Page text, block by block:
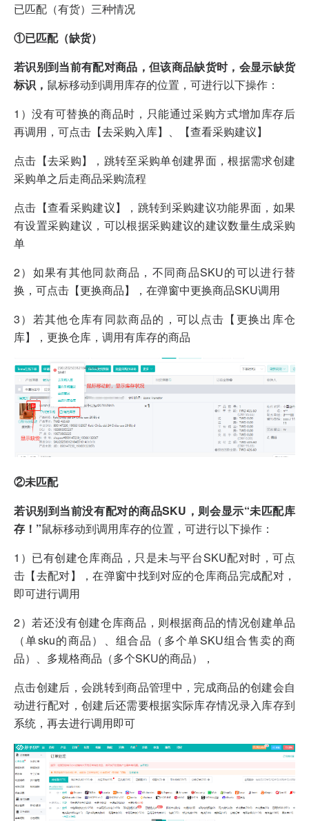
已匹配（有货）三种情况
①已匹配（缺货）
若识别到当前有配对商品，但该商品缺货时，会显示缺货
标识， 鼠标移动到调用库存的位置，可进行以下操作：
1）没有可替换的商品时，只能通过采购方式增加库存后
再调用，可点击【去采购入库】、【查看采购建议】
点击【去采购】，跳转至采购单创建界面，根据需求创建
采购单之后走商品采购流程
点击【查看采购建议】，跳转到采购建议功能界面，如果
有设置采购建议，可以根据采购建议的建议数量生成采购
单
2）如果有其他同款商品，不同商品SKU的可以进行替
换，可点击【更换商品】，在弹窗中更换商品SKU调用
3）若其他仓库有同款商品的，可以点击【更换出库仓
库】，更换仓库，调用有库存的商品
②未匹配
若识别到当前没有配对的商品SKU，则会显示“未匹配库
存！”鼠标移动到调用库存的位置，可进行以下操作：
1）已有创建仓库商品，只是未与平台SKU配对时，可点
击【去配对】，在弹窗中找到对应的仓库商品完成配对，
即可进行调用
2）若还没有创建仓库商品，则根据商品的情况创建单品
（单sku的商品）、组合品（多个单SKU组合售卖的商
品）、多规格商品（多个SKU的商品），
点击创建后，会跳转到商品管理中，完成商品的创建会自
动进行配对，创建后还需要根据实际库存情况录入库存到
系统，再去进行调用即可